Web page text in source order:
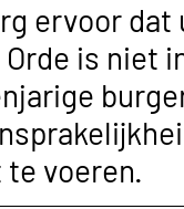
ervoor
Orde is niet
te voeren.